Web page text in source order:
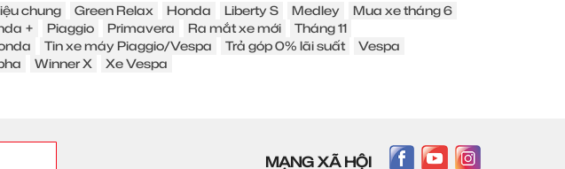
chung Green Relax Honda Liberty S Medley
Mua xe tháng 6
+ Piaggio Primavera Ra mắt xe mới
Tháng 11
Tin xe máy Piaggio/Vespa Trả góp 0% lãi suất
Vespa
Winner X Xe Vespa
MẠNG XÃ HỘI